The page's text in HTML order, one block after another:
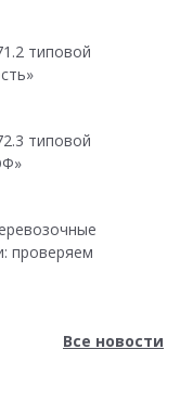
типовой
типовой
проверяем
Все новости